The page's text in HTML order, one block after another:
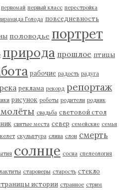
первомай первый класс перестройка
Голода повседневность
половодье портрет
природа прошлое птицы
рабочие радость радуга
река реклама рекорд репортаж
рисунок роботы родители родник
свадьба световой стол
святые места север семейские семья
скульптура слива слон смерть
солнце сосна спелеология
староверы старость стекло
истории странное стрим